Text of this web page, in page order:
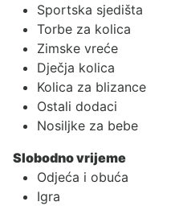
Sportska sjedišta
Torbe za kolica
Zimske vreće
Dječja kolica
Kolica za blizance
Ostali dodaci
Nosiljke za bebe
Slobodno vrijeme
Odjeća i obuća
Igra